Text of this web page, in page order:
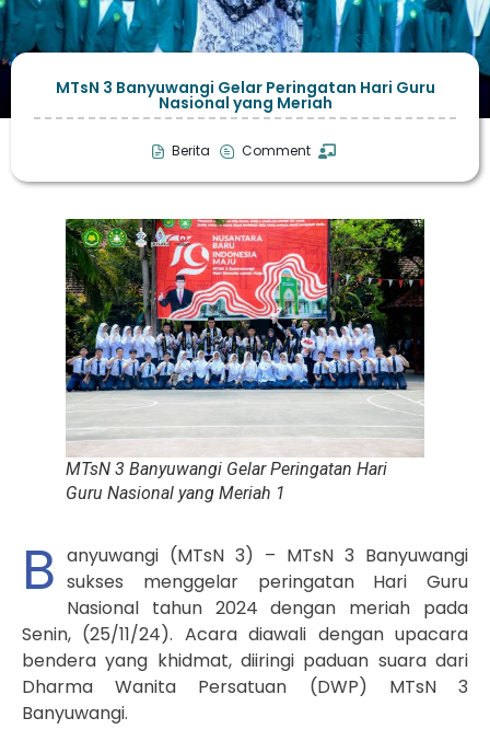
MTsN 3 Banyuwangi Gelar Peringatan Hari Guru
Nasional yang Meriah
Berita Comment
MTsN 3 Banyuwangi Gelar Peringatan Hari
Guru Nasional yang Meriah 1
B anyuwangi (MTsN 3) – MTsN 3 Banyuwangi
sukses menggelar peringatan Hari Guru
Nasional tahun 2024 dengan meriah pada
Senin, (25/11/24). Acara diawali dengan upacara
bendera yang khidmat, diiringi paduan suara dari
Dharma Wanita Persatuan (DWP) MTsN 3
Banyuwangi.